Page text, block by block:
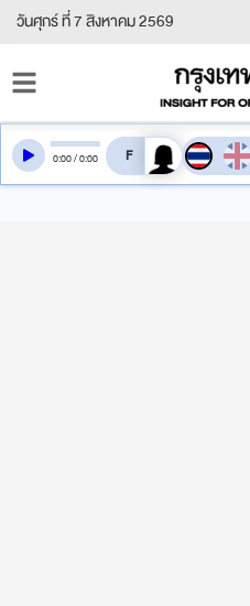
วันศุกร์ ที่ 7 สิงหาคม 2569
0:00/0:00 สลับเสียงอ่าน